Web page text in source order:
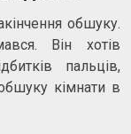
обшуку.
Він хотів
пальців,
кімнати в